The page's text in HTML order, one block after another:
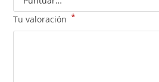
Tu valoración *